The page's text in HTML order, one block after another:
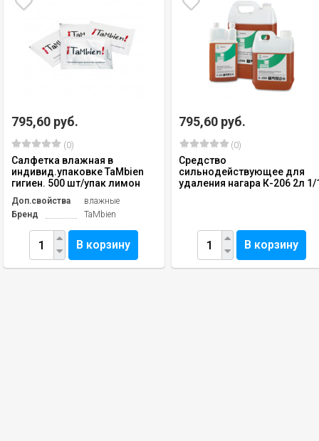
795,60 руб.
(0)
Салфетка влажная в
индивид.упаковке TaMbien
гигиен. 500 шт/упак лимон
Доп.свойства
влажные
Бренд
TaMbien
В корзину
795,60 руб.
(0)
Средство
сильнодействующее для
удаления нагара К-206 2л 1/
В корзину